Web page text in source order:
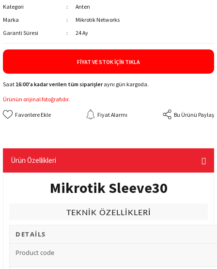
Kategori
Anten
Marka
Mikrotik Networks
Garanti Süresi
24 Ay
FIYAT VE STOK İÇIN TIKLA
Saat 16:00'a kadar verilen tüm siparişleraynı gün kargoda.
Ürünün orijinal fotoğrafıdır.
Fiyat Alarmı Bu Ürünü Paylaş
Ürün Özellikleri
Mikrotik Sleeve30
TEKNİK ÖZELLİKLERİ
DETAİLS
Product code